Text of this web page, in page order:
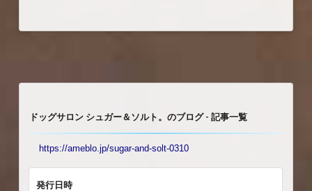
ドッグサロン シュガー＆ソルト。のブログ - 記事一覧
https://ameblo.jp/sugar-and-solt-0310
発行日時